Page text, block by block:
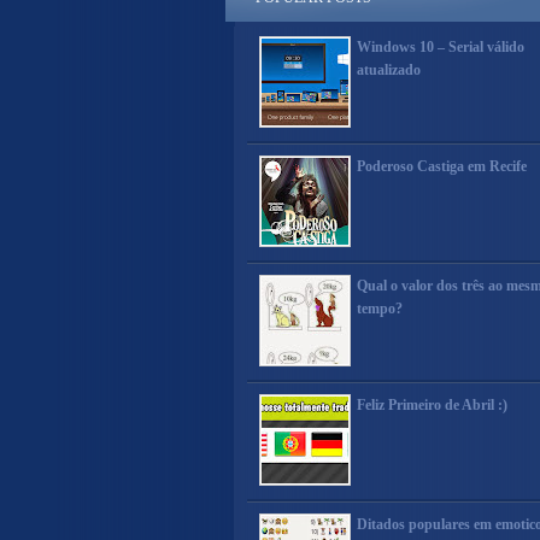
Windows 10 – Serial válido
atualizado
Poderoso Castiga em Recife
Qual o valor dos três ao
tempo?
Feliz Primeiro de Abril :)
Ditados populares em